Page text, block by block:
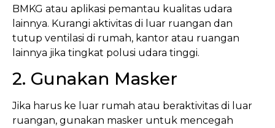
BMKG atau aplikasi pemantau kualitas udara
lainnya. Kurangi aktivitas di luar ruangan dan
tutup ventilasi di rumah, kantor atau ruangan
lainnya jika tingkat polusi udara tinggi.
2. Gunakan Masker
Jika harus ke luar rumah atau beraktivitas di luar
ruangan, gunakan masker untuk mencegah